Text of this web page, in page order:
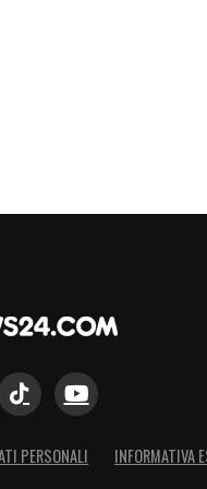
PERSONALI INFORMATIVA